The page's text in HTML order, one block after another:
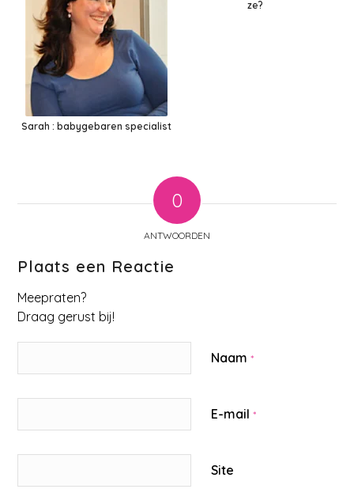
Sarah : babygebaren specialist
ze?
0
ANTWOORDEN
Plaats een Reactie
Meepraten?
Draag gerust bij!
Naam*
E-mail*
Site